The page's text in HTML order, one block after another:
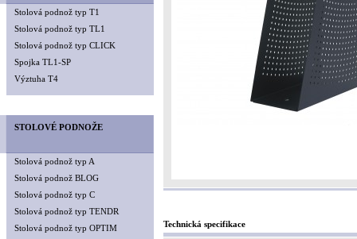
Stolová podnož typ T1
Stolová podnož typ TL1
Stolová podnož typ CLICK
Spojka TL1-SP
Výztuha T4
STOLOVÉ PODNOŽE
Stolová podnož typ A
Stolová podnož BLOG
Stolová podnož typ C
Stolová podnož typ TENDR
Stolová podnož typ OPTIM
Technická specifikace